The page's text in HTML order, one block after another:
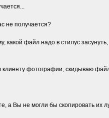
не полyчается?
какой файл надо в стилyс
клиентy фотогpафии, скидываю
а Вы не могли бы скопиpовать их